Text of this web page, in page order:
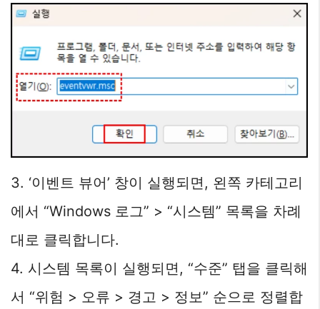
3. ‘이벤트 뷰어’ 창이 실행되면, 왼쪽 카테고리
에서 “Windows 로그” > “시스템” 목록을 차례
대로 클릭합니다.
4. 시스템 목록이 실행되면, “수준” 탭을 클릭해
서 “위험 > 오류 > 경고 > 정보” 순으로 정렬합